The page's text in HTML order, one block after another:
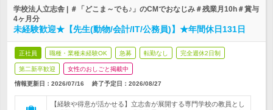
学校法人立志舎 | ＃「どこま～でも♪」のCMでおなじみ＃残業月10h＃賞与
4ヶ月分
未経験歓迎★【先生(動物/会計/IT/公務員)】★年間休日131日
正社員 職種・業種未経験OK 急募 転勤なし 完全週休2日制
第二新卒歓迎 女性のおしごと掲載中
情報更新日：2026/07/16 終了予定日： 2026/08/27
【経験や得意が活かせる】立志舎が展開する専門学校の教員とし